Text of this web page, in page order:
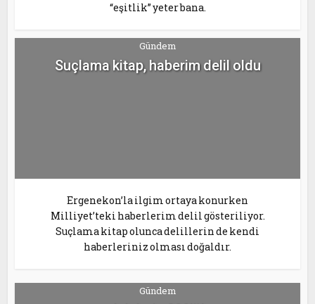
“eşitlik” yeter bana.
Gündem
Suçlama kitap, haberim delil oldu
Ergenekon’la ilgim ortaya konurken
Milliyet’teki haberlerim delil gösteriliyor.
Suçlama kitap olunca delillerin de kendi
haberleriniz olması doğaldır.
Gündem